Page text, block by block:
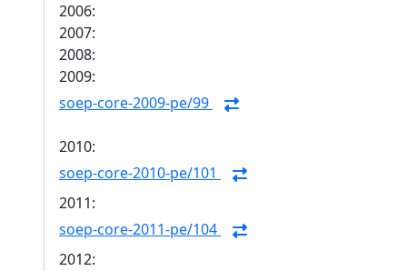
2006:
2007:
2008:
2009:
soep-core-2009-pe/99
2010:
soep-core-2010-pe/101
2011:
soep-core-2011-pe/104
2012: